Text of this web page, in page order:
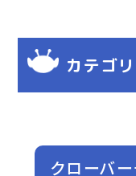
カテゴ
クローバ